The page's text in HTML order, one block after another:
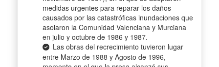
medidas urgentes para reparar los daños
causados por las catastróficas inundaciones que
asolaron la Comunidad Valenciana y Murciana
en julio y octubre de 1986 y 1987.
Las obras del recrecimiento tuvieron lugar
entre Marzo de 1988 y Agosto de 1996,